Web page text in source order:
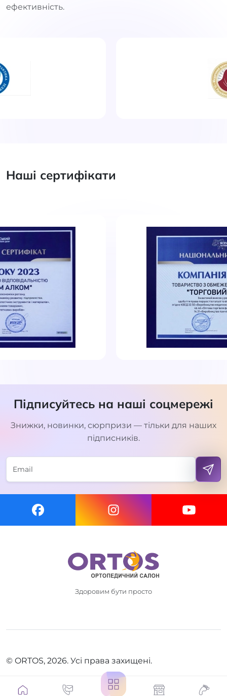
ефективність.
Наші сертифікати
Підписуйтесь на наші соцмережі
Знижки, новинки, сюрпризи — тільки для наших
підписників.
Здоровим бути просто
© ORTOS, 2026. Усі права захищені.